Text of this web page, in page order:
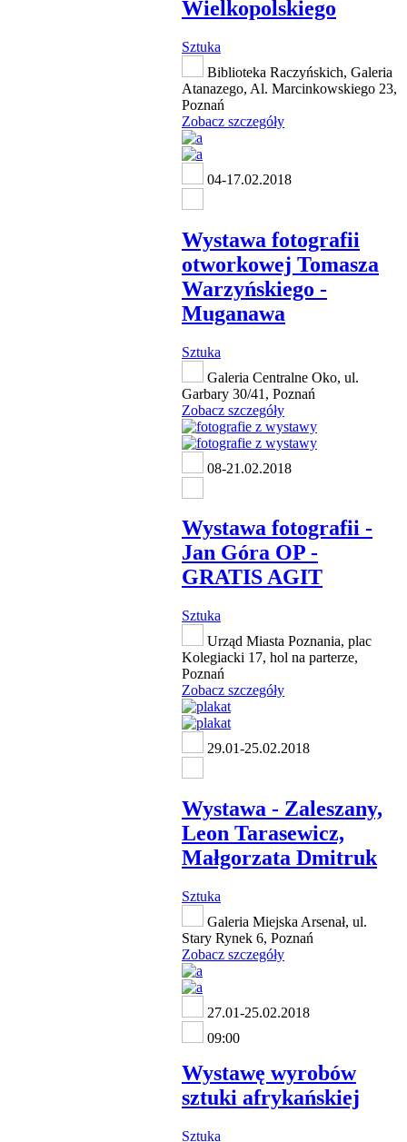
Wielkopolskiego
Sztuka
Biblioteka Raczyńskich, Galeria
Atanazego, Al. Marcinkowskiego 23,
Poznań
Zobacz szczegóły
04-17.02.2018
Wystawa fotografii
otworkowej Tomasza
Warzyńskiego -
Muganawa
Sztuka
Galeria Centralne Oko, ul.
Garbary 30/41, Poznań
Zobacz szczegóły
08-21.02.2018
Wystawa fotografii -
Jan Góra OP -
GRATIS AGIT
Sztuka
Urząd Miasta Poznania, plac
Kolegiacki 17, hol na parterze,
Poznań
Zobacz szczegóły
29.01-25.02.2018
Wystawa - Zaleszany,
Leon Tarasewicz,
Małgorzata Dmitruk
Sztuka
Galeria Miejska Arsenał, ul.
Stary Rynek 6, Poznań
Zobacz szczegóły
27.01-25.02.2018
09:00
Wystawę wyrobów
sztuki afrykańskiej
Sztuka